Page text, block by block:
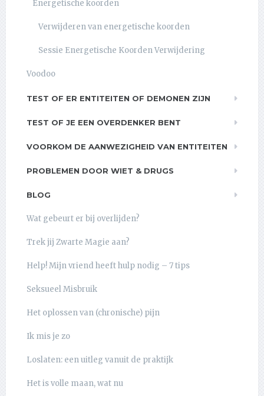
Energetische koorden
Verwijderen van energetische koorden
Sessie Energetische Koorden Verwijdering
Voodoo
TEST OF ER ENTITEITEN OF DEMONEN ZIJN
TEST OF JE EEN OVERDENKER BENT
VOORKOM DE AANWEZIGHEID VAN ENTITEITEN
PROBLEMEN DOOR WIET & DRUGS
BLOG
Wat gebeurt er bij overlijden?
Trek jij Zwarte Magie aan?
Help! Mijn vriend heeft hulp nodig – 7 tips
Seksueel Misbruik
Het oplossen van (chronische) pijn
Ik mis je zo
Loslaten: een uitleg vanuit de praktijk
Het is volle maan, wat nu